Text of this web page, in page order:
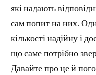
які надають
сам попит на них.
кількості надійну і
що саме потрібно
Давайте про це й